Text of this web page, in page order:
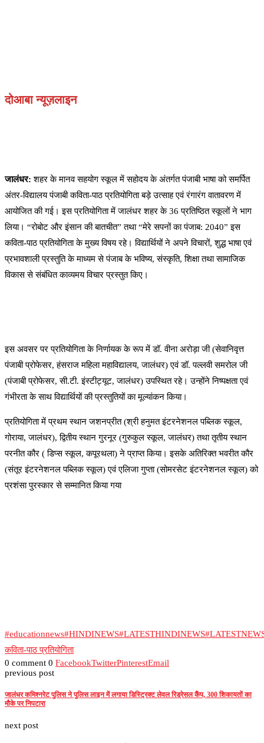
दोआबा न्यूज़लाइन
जालंधर:शहर के मानव सहयोग स्कूल में सहोदय के अंतर्गत पंजाबी भाषा को समर्पित
अंतर-विद्यालय पंजाबी कविता-पाठ प्रतियोगिता बड़े उत्साह एवं रंगारंग वातावरण में
आयोजित की गई। इस प्रतियोगिता में जालंधर शहर के 36 प्रतिष्ठित स्कूलों ने भाग
लिया। “रोबोट और इंसान की बातचीत” तथा “मेरे सपनों का पंजाब: 2040” इस
कविता-पाठ प्रतियोगिता के मुख्य विषय रहे। विद्यार्थियों ने अपने विचारों, शुद्ध भाषा एवं
प्रभावशाली प्रस्तुति के माध्यम से पंजाब के भविष्य, संस्कृति, शिक्षा तथा सामाजिक
विकास से संबंधित काव्यमय विचार प्रस्तुत किए।
इस अवसर पर प्रतियोगिता के निर्णायक के रूप में डॉ. वीना अरोड़ा जी (सेवानिवृत्त
पंजाबी प्रोफेसर, हंसराज महिला महाविद्यालय, जालंधर) एवं डॉ. पल्लवी समरोल जी
(पंजाबी प्रोफेसर, सी.टी. इंस्टीट्यूट, जालंधर) उपस्थित रहे। उन्होंने निष्पक्षता एवं
गंभीरता के साथ विद्यार्थियों की प्रस्तुतियों का मूल्यांकन किया।
प्रतियोगिता में प्रथम स्थान जशनप्रीत (श्री हनुमत इंटरनेशनल पब्लिक स्कूल,
गोराया, जालंधर), द्वितीय स्थान गुरनूर (गुरुकुल स्कूल, जालंधर) तथा तृतीय स्थान
परनीत कौर ( डिप्स स्कूल, कपूरथला) ने प्राप्त किया। इसके अतिरिक्त भवरीत कौर
(संतूर इंटरनेशनल पब्लिक स्कूल) एवं एलिजा गुप्ता (सोमरसेट इंटरनेशनल स्कूल) को
प्रशंसा पुरस्कार से सम्मानित किया गया
#educationnews#HINDINEWS#LATESTHINDINEWS
कविता-पाठ प्रतियोगिता
0 comment 0 FacebookTwitterPinterestEmail
previous post
जालंधर कमिश्नरेट पुलिस ने पुलिस लाइन में लगाया डिस्ट्रिक्ट लेवल रिड्रेसल कैंप, 300 शिकायतों का
मौके पर निपटारा
next post